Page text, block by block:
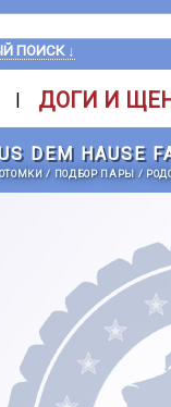
ПОИСК ↓
| ДОГИ И
DEM HAUSE
/ ПОДБОР ПАРЫ /